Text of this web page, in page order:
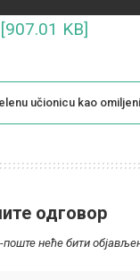
KB]
učionicu kao
одговор
неће бити